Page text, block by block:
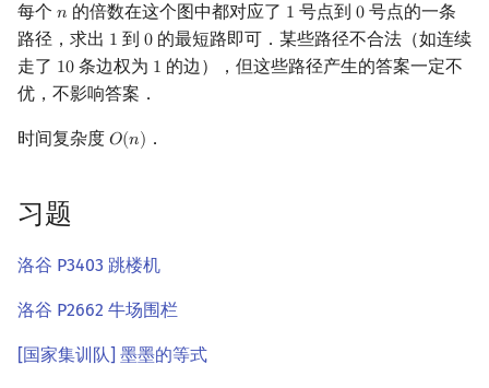
每个 𝑛
n 的倍数在这个图中都对应了 1
1 号点到 0
0号点的一条
路径，求出 1
1 到 0
0 的最短路即可．某些路径不合法（如连续
走了 10
10 条边权为 1
1 的边），但这些路径产生的答案一定不
优，不影响答案．
时间复杂度 𝑂(𝑛)
O(n) ．
习题
洛谷 P3403 跳楼机
洛谷 P2662 牛场围栏
[国家集训队] 墨墨的等式